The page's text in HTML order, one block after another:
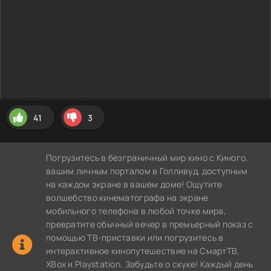
41 3
Погрузитесь в безграничный мир кино с Киного,
вашим личным порталом в Голливуд, доступным
на каждом экране в вашем доме! Ощутите
волшебство кинематографа на экране
мобильного телефона в любой точке мира,
превратите обычный вечер в премьерный показ с
помощью ТВ-приставки или погрузитесь в
интерактивное кинопутешествие на СмартТВ,
XBox и Playstation. Забудьте о скуке! Каждый день